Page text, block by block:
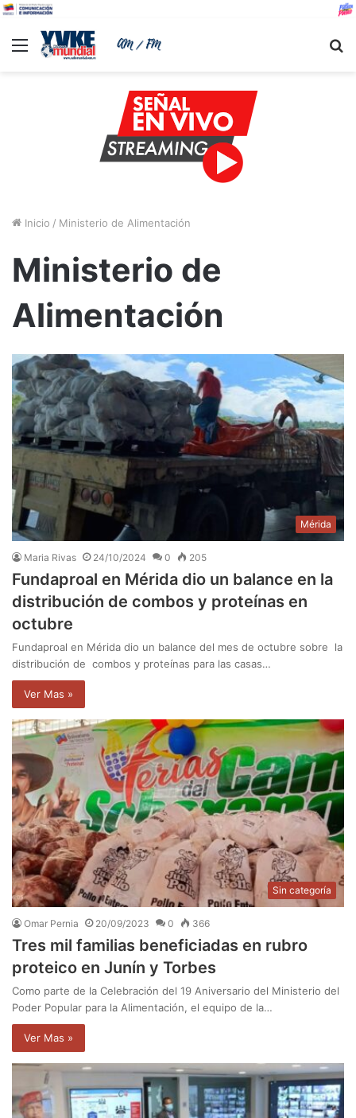
Menu
Inicio / Ministerio de Alimentación
Ministerio de
Alimentación
Mérida
Maria Rivas 24/10/2024 0 205
Fundaproal en Mérida dio un balance en la
distribución de combos y proteínas en
octubre
Fundaproal en Mérida dio un balance del mes de octubre sobre la
distribución de combos y proteínas para las casas…
Ver Mas »
Sin categoría
Omar Pernia 20/09/2023 0 366
Tres mil familias beneficiadas en rubro
proteico en Junín y Torbes
Como parte de la Celebración del 19 Aniversario del Ministerio del
Poder Popular para la Alimentación, el equipo de la…
Ver Mas »